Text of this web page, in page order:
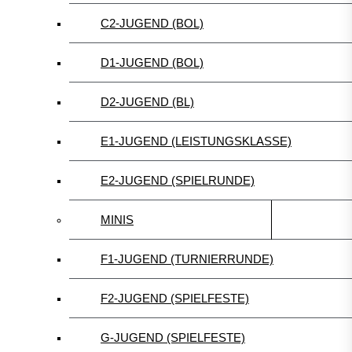
C2-JUGEND (BOL)
D1-JUGEND (BOL)
D2-JUGEND (BL)
E1-JUGEND (LEISTUNGSKLASSE)
E2-JUGEND (SPIELRUNDE)
MINIS
F1-JUGEND (TURNIERRUNDE)
F2-JUGEND (SPIELFESTE)
G-JUGEND (SPIELFESTE)